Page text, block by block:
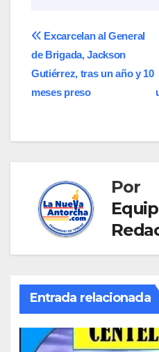
Navegación
de
entradas
Excarcelan al General
de Brigada, Jackson
Gutiérrez, tras un año y 10
meses preso
Por
Entrada relacionada